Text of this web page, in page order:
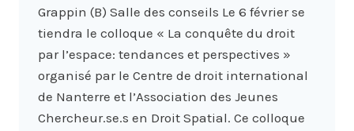
Grappin (B) Salle des conseils Le 6 février se
tiendra le colloque « La conquête du droit
par l’espace: tendances et perspectives »
organisé par le Centre de droit international
de Nanterre et l’Association des Jeunes
Chercheur.se.s en Droit Spatial. Ce colloque